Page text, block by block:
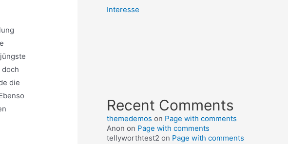
die
Interesse
Recent Comments
themedemos on Page with comments
Anon on Page with comments
tellyworthtest2 on Page with comments